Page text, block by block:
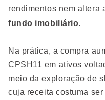
rendimentos nem altera
fundo imobiliário.
Na prática, a compra
CPSH11 em ativos
meio da exploração de
cuja receita costuma